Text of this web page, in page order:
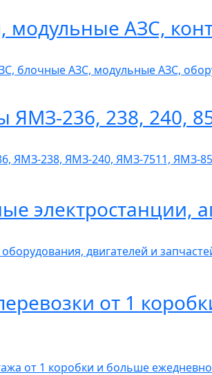
модульные АЗС,
блочные АЗС, модульные АЗС,
ЯМЗ-236, 238, 240,
ЯМЗ-238, ЯМЗ-240, ЯМЗ-7511, ЯМЗ-
электростанции,
двигателей и
от 1
от 1 коробки и больше